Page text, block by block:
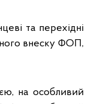
та перехідні
внеску ФОП,
на особливий